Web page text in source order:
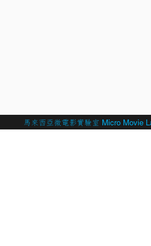
馬來西亞微電影實驗室 Micro Movie